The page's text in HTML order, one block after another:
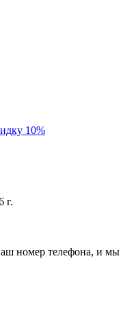
10%
г.
номер телефона, и мы